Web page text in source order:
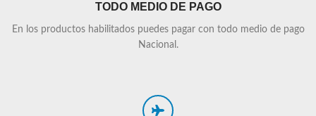
TODO MEDIO DE PAGO
En los productos habilitados puedes pagar con todo medio de pago
Nacional.